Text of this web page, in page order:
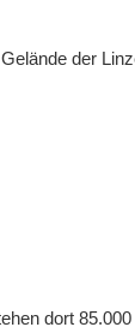
der
dort 85.000